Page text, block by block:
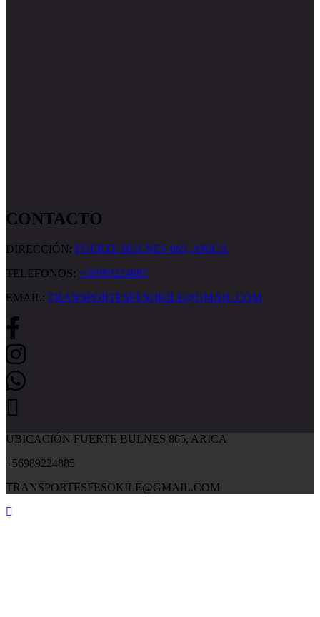
CONTACTO
DIRECCIÓN: FUERTE BULNES 865, ARICA
TELEFONOS: +56989224885
EMAIL: TRANSPORTESFESOKILE@GMAIL.COM
UBICACIÓN FUERTE BULNES 865, ARICA
+56989224885
TRANSPORTESFESOKILE@GMAIL.COM